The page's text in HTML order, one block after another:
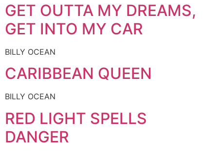
GET OUTTA MY DREAMS,
GET INTO MY CAR
BILLY OCEAN
CARIBBEAN QUEEN
BILLY OCEAN
RED LIGHT SPELLS
DANGER